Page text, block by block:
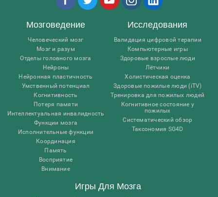
Мозговедение
Человеческий мозг
Мозг и разум
Отделы головного мозга
Нейроны
Нейронная пластичность
Умственный потенциал
Когнитивность
Потеря памяти
Интеллектуальная инвалидность
Функции мозга
Исполнительные функции
Координация
Память
Восприятие
Внимание
Исследования
Валидация цифровой терапии
Компьютерные игры
Здоровые взрослые люди
Лётчики
Холистическая оценка
Здоровые пожилые люди (iTV)
Тренировка для пожилых людей
Когнитивное состояние у
пожилых
Систематический обзор
Таксономия SG4D
Игры Для Мозга